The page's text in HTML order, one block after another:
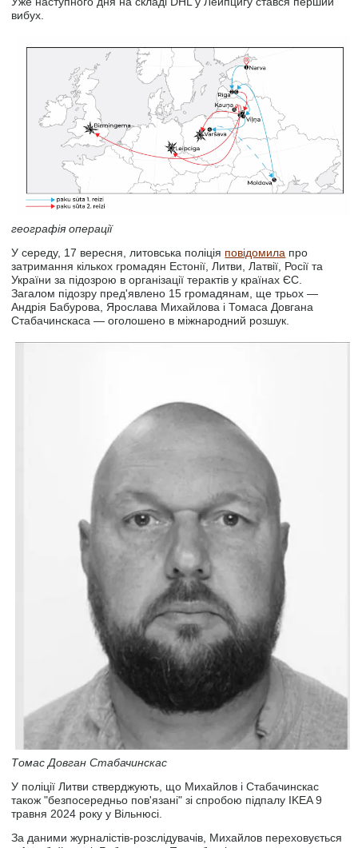
вибух.
географія операції
У середу, 17 вересня, литовська поліція повідомила про
затримання кількох громадян Естонії, Литви, Латвії, Росії та
України за підозрою в організації терактів у країнах ЄС.
Загалом підозру пред'явлено 15 громадянам, ще трьох —
Андрія Бабурова, Ярослава Михайлова і Томаса Довгана
Стабачинскаса — оголошено в міжнародний розшук.
Томас Довган Стабачинскас
У поліції Литви стверджують, що Михайлов і Стабачинскас
також "безпосередньо пов'язані" зі спробою підпалу IKEA 9
травня 2024 року у Вільнюсі.
За даними журналістів-розслідувачів, Михайлов переховується